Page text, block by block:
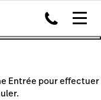
Entrée pour effectuer